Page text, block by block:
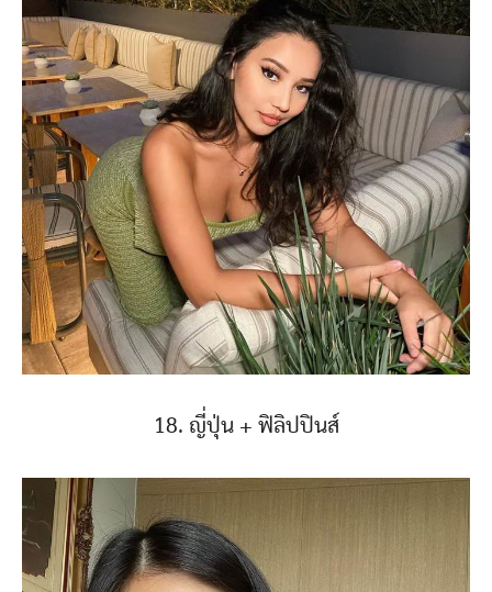
18. ญี่ปุ่น + ฟิลิปปินส์